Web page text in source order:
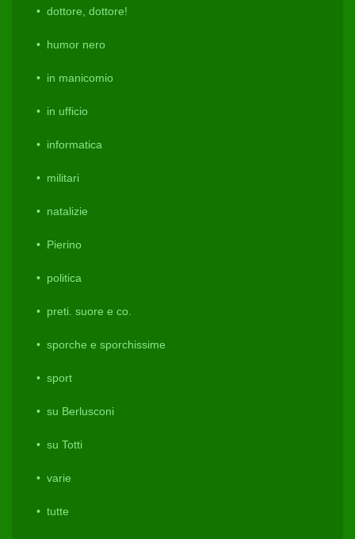
dottore, dottore!
humor nero
in manicomio
in ufficio
informatica
militari
natalizie
Pierino
politica
preti. suore e co.
sporche e sporchissime
sport
su Berlusconi
su Totti
varie
tutte